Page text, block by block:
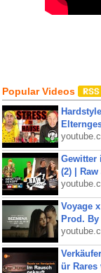
Popular Videos
Gewitter
(2) |
Voyage
Prod.
ür Rares